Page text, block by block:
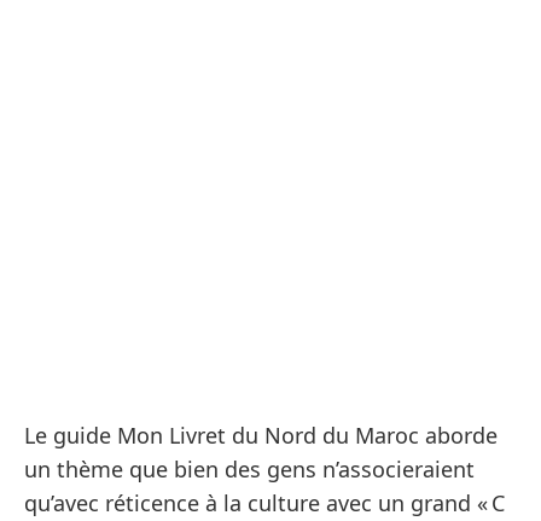
Le guide Mon Livret du Nord du Maroc aborde
un thème que bien des gens n’associeraient
qu’avec réticence à la culture avec un grand « C